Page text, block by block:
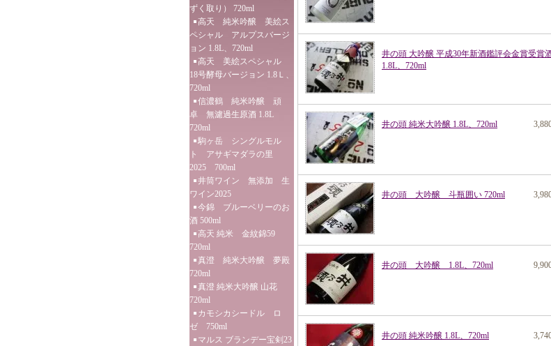
ずく取り） 720ml
高天 純米吟醸 美絵ス
ペシャル アルプスバージ
ョン 1.8L、720ml
高天 美絵スペシャル
18号酵母バージョン 1.8Ｌ、
720ml
信濃鶴 純米吟醸 頑
卓 無濾過生原酒 1.8L
720ml
駒ヶ岳 シングルモル
ト アサギマダラの里
2025 700ml
井筒ワイン 無添加 生
ワイン2025
今錦 ブルーベリーのお
酒 500ml
高天 純米 金紋錦59
720ml
真澄 純米大吟醸 夢殿
720ml
真澄 純米大吟醸 山花
720ml
カモシカシードル ロ
ゼ 750ml
マルス ブランデー宝剣23
井の頭 大吟醸 平成30年新酒鑑評会金賞受賞
1.8L、720ml
井の頭 純米大吟醸 1.8L、720ml
井の頭 大吟醸 斗瓶囲い 720ml
井の頭 大吟醸 1.8L、720ml
井の頭 純米吟醸 1.8L、720ml